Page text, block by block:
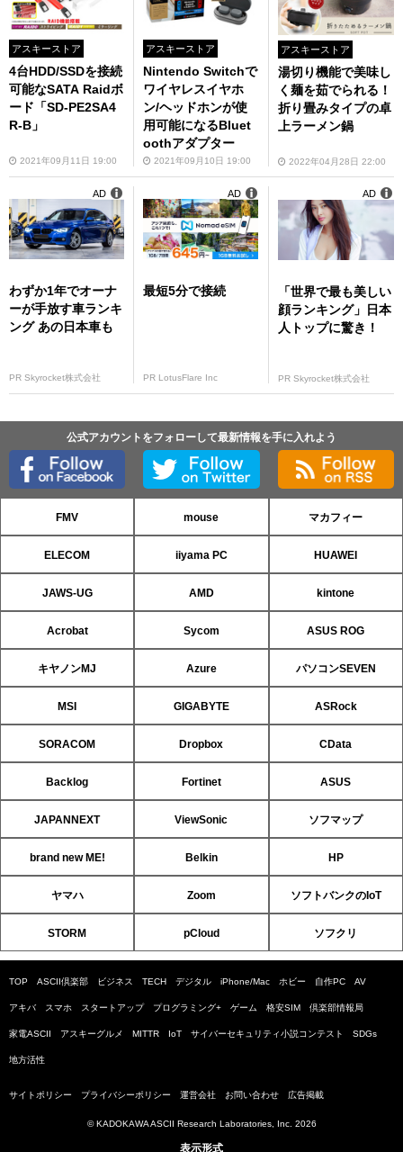
アスキーストア
4台HDD/SSDを接続
可能なSATA Raidボ
ード「SD-PE2SA4
R-B」
2021年09月11日 19:00
アスキーストア
Nintendo Switchで
ワイヤレスイヤホ
ン/ヘッドホンが使
用可能になるBluet
oothアダプター
2021年09月10日 19:00
アスキーストア
湯切り機能で美味し
く麺を茹でられる！
折り畳みタイプの卓
上ラーメン鍋
2022年04月28日 22:00
わずか1年でオーナ
ーが手放す車ランキ
ング あの日本車も
PR Skyrocket株式会社
AD
最短5分で接続
PR LotusFlare Inc
AD
「世界で最も美しい
顔ランキング」日本
人トップに驚き！
PR Skyrocket株式会社
AD
公式アカウントをフォローして最新情報を手に入れよう
FMV mouse マカフィー
ELECOM iiyama PC HUAWEI
JAWS-UG AMD kintone
Acrobat Sycom ASUS ROG
キヤノンMJ Azure パソコンSEVEN
MSI GIGABYTE ASRock
SORACOM Dropbox CData
Backlog Fortinet ASUS
JAPANNEXT ViewSonic ソフマップ
brand new ME! Belkin HP
ヤマハ Zoom ソフトバンクのIoT
STORM pCloud ソフクリ
TOP ASCII倶楽部 ビジネス TECH デジタル iPhone/Mac ホビー 自作PC AV
アキバ スマホ スタートアップ プログラミング+ ゲーム 格安SIM 倶楽部情報局
家電ASCII アスキーグルメ MITTR IoT サイバーセキュリティ小説コンテスト SDGs
地方活性
サイトポリシー プライバシーポリシー 運営会社 お問い合わせ 広告掲載
© KADOKAWA ASCII Research Laboratories, Inc. 2026
表示形式